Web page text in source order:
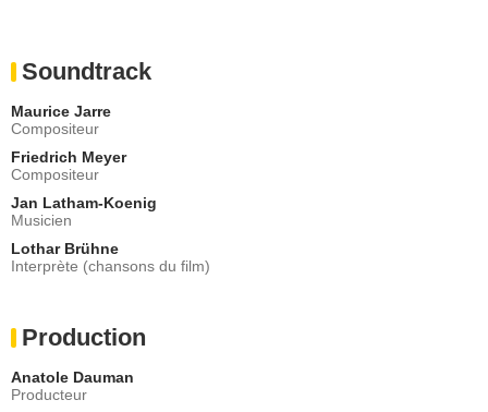
Soundtrack
Maurice Jarre
Compositeur
Friedrich Meyer
Compositeur
Jan Latham-Koenig
Musicien
Lothar Brühne
Interprète (chansons du film)
Production
Anatole Dauman
Producteur